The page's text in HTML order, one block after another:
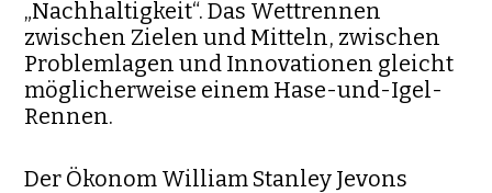
„Nachhaltigkeit“. Das Wett­rennen
zwischen Zielen und Mitteln, zwischen
Problemlagen und Inno­vationen gleicht
möglicherweise einem Hase-und-Igel-
Rennen.
Der Ökonom William Stanley Jevons